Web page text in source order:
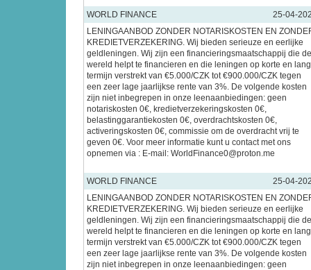
WORLD FINANCE
25-04-
LENINGAANBOD ZONDER NOTARISKOSTEN EN
KREDIETVERZEKERING. Wij bieden serieuze en eerlijke
geldleningen. Wij zijn een financieringsmaatschappij die de
wereld helpt te financieren en die leningen op korte en
termijn verstrekt van €5.000/CZK tot €900.000/CZK tegen
een zeer lage jaarlijkse rente van 3%. De volgende kosten
zijn niet inbegrepen in onze leenaanbiedingen: geen
notariskosten 0€, kredietverzekeringskosten 0€,
belastinggarantiekosten 0€, overdrachtskosten 0€,
activeringskosten 0€, commissie om de overdracht vrij te
geven 0€. Voor meer informatie kunt u contact met ons
opnemen via : E-mail: WorldFinance0@proton.me
WORLD FINANCE
25-04-
LENINGAANBOD ZONDER NOTARISKOSTEN EN
KREDIETVERZEKERING. Wij bieden serieuze en eerlijke
geldleningen. Wij zijn een financieringsmaatschappij die de
wereld helpt te financieren en die leningen op korte en
termijn verstrekt van €5.000/CZK tot €900.000/CZK tegen
een zeer lage jaarlijkse rente van 3%. De volgende kosten
zijn niet inbegrepen in onze leenaanbiedingen: geen